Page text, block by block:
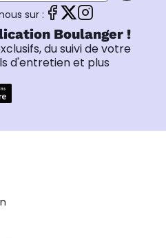
sur :
Boulanger !
du suivi de votre
d'entretien et plus